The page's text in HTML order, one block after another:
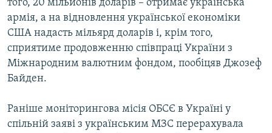
того, 20 мільйонів доларів – отримає українська
армія, а на відновлення української економіки
США надасть мільярд доларів і, крім того,
сприятиме продовженню співпраці України з
Міжнародним валютним фондом, пообіцяв Джозеф
Байден.
Раніше моніторингова місія ОБСЄ в Україні у
спільній заяві з українським МЗС перерахувала